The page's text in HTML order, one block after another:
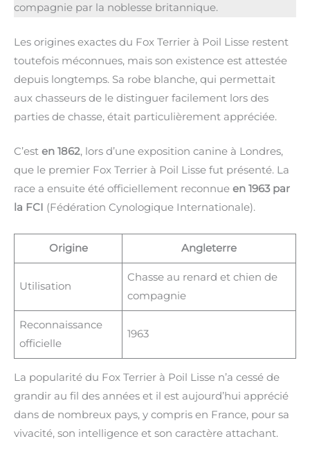
compagnie par la noblesse britannique.
Les origines exactes du Fox Terrier à Poil Lisse restent
toutefois méconnues, mais son existence est attestée
depuis longtemps. Sa robe blanche, qui permettait
aux chasseurs de le distinguer facilement lors des
parties de chasse, était particulièrement appréciée.
C’est en 1862, lors d’une exposition canine à Londres,
que le premier Fox Terrier à Poil Lisse fut présenté. La
race a ensuite été officiellement reconnue en 1963 par
la FCI (Fédération Cynologique Internationale).
Origine Angleterre
Utilisation
Chasse au renard et chien de
compagnie
Reconnaissance
officielle
1963
La popularité du Fox Terrier à Poil Lisse n’a cessé de
grandir au fil des années et il est aujourd’hui apprécié
dans de nombreux pays, y compris en France, pour sa
vivacité, son intelligence et son caractère attachant.